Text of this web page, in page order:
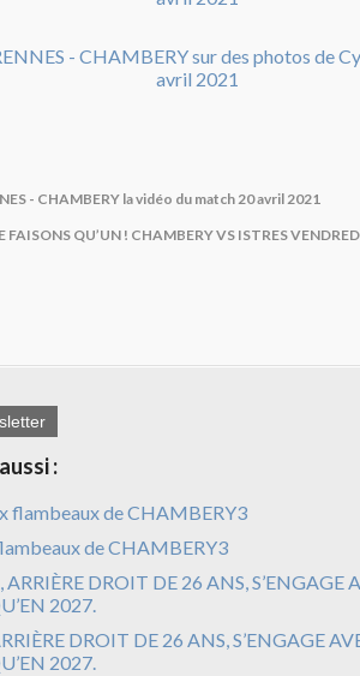
- CHAMBERY la vidéo du match 20 avril 2021
FAISONS QU’UN ! CHAMBERY VS ISTRES
:
de CHAMBERY3
DROIT DE 26 ANS, S’ENGAGE
2027.